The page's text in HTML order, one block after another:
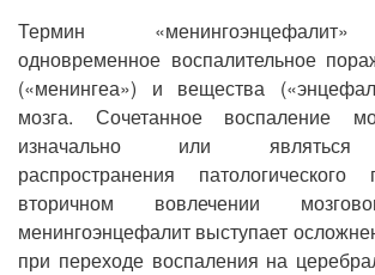
Термин
одновременное воспалительное
(«менингеа») и вещества
мозга. Сочетанное воспаление
изначально или являться
распространения
вторичном вовлечении
менингоэнцефалит выступает
при переходе воспаления на